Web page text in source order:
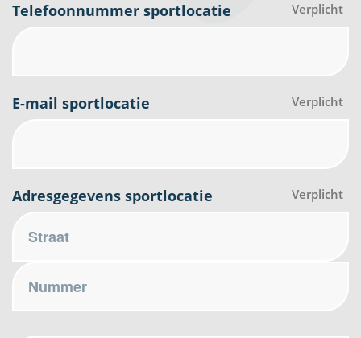
Telefoonnummer sportlocatie Verplicht
E-mail sportlocatie Verplicht
Adresgegevens sportlocatie Verplicht